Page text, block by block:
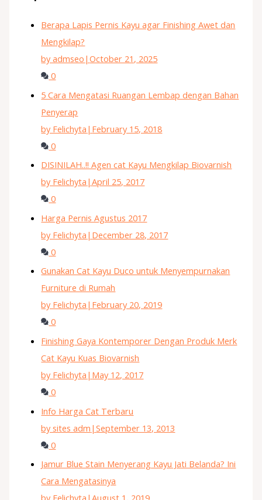
Berapa Lapis Pernis Kayu agar Finishing Awet dan
Mengkilap?
by admseo |October 21, 2025
0
5 Cara Mengatasi Ruangan Lembap dengan Bahan
Penyerap
by Felichyta | February 15, 2018
0
DISINILAH..!! Agen cat Kayu Mengkilap Biovarnish
by Felichyta |April 25, 2017
0
Harga Pernis Agustus 2017
by Felichyta | December 28, 2017
0
Gunakan Cat Kayu Duco untuk Menyempurnakan
Furniture di Rumah
by Felichyta | February 20, 2019
0
Finishing Gaya Kontemporer Dengan Produk Merk
Cat Kayu Kuas Biovarnish
by Felichyta | May 12, 2017
0
Info Harga Cat Terbaru
by sites adm |September 13, 2013
0
Jamur Blue Stain Menyerang Kayu Jati Belanda? Ini
Cara Mengatasinya